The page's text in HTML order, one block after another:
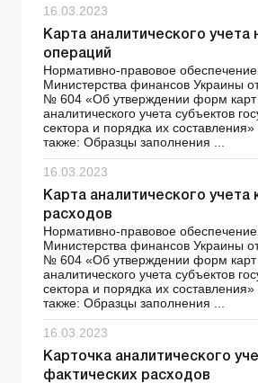
16.03.2023
Карта аналитического учета
операций
Нормативно-правовое
Министерства финансов Украины
№ 604 «Об утверждении форм карт
аналитического учета субъектов
сектора и порядка их
также: Образцы заполнения ...
16.03.2023
Карта аналитического учета
расходов
Нормативно-правовое
Министерства финансов Украины
№ 604 «Об утверждении форм карт
аналитического учета субъектов
сектора и порядка их
также: Образцы заполнения ...
16.03.2023
Карточка аналитического
фактических расходов